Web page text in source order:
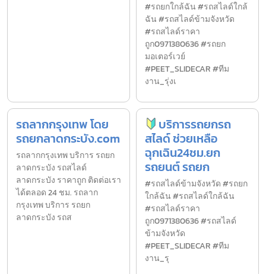
#รถยกใกล้ฉัน #รถสไลด์ใกล้
ฉัน #รถสไลด์ข้ามจังหวัด
#รถสไลด์ราคา
ถูก0971380636 #รถยก
มอเตอร์เวย์
#PEET_SLIDECAR #ทีม
งาน_รุ่งเ
รถลากกรุงเทพ โดย
รถยกลาดกระบัง.com
รถลากกรุงเทพ บริการ รถยก
ลาดกระบัง รถสไลด์
ลาดกระบัง ราคาถูก ติดต่อเรา
ได้ตลอด 24 ชม. รถลาก
กรุงเทพ บริการ รถยก
ลาดกระบัง รถส
บริการรถยกรถ
สไลด์ ช่วยเหลือ
ฉุกเฉิน24ชม.ยก
รถยนต์ รถยก
#รถสไลด์ข้ามจังหวัด #รถยก
ใกล้ฉัน #รถสไลด์ใกล้ฉัน
#รถสไลด์ราคา
ถูก0971380636 #รถสไลด์
ข้ามจังหวัด
#PEET_SLIDECAR #ทีม
งาน_รุ